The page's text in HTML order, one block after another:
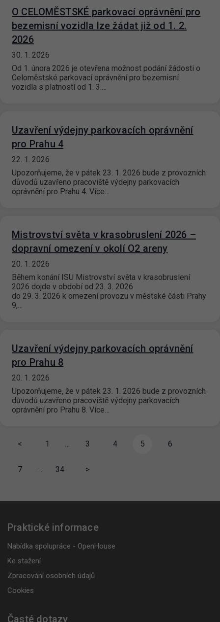
O CELOMĚSTSKÉ parkovací oprávnění pro
bezemisní vozidla lze žádat již od 1. 2.
2026
30. 1. 2026
Od 1. února 2026 je otevřena možnost podání žádosti o
Celoměstské parkovací oprávnění pro bezemisní
vozidla s platností od 1. 3.…
Uzavření výdejny parkovacích oprávnění
pro Prahu 4
22. 1. 2026
Upozorňujeme, že v pátek 23. 1. 2026 bude z provozních
důvodů uzavřeno pracoviště výdejny parkovacích
oprávnění pro Prahu 4. Více…
Mistrovství světa v krasobruslení 2026 –
dopravní omezení v okolí O2 areny
20. 1. 2026
Během konání ISU Mistrovství světa v krasobruslení
2026 dojde v období od 23. 3. 2026
do 29. 3. 2026 k omezení provozu v městské části Prahy
9,…
Uzavření výdejny parkovacích oprávnění
pro Prahu 8
20. 1. 2026
Upozorňujeme, že v pátek 23. 1. 2026 bude z provozních
důvodů uzavřeno pracoviště výdejny parkovacích
oprávnění pro Prahu 8. Více…
< 1 3 4 5 6
7 34 >
Praktické informace
Nabídka spolupráce - OpenHouse
Ke stažení
Zpracování osobních údajů
Cookies
Časté dotazy